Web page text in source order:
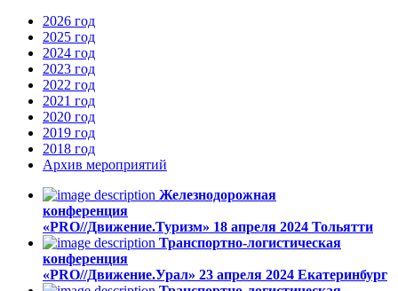
2026 год
2025 год
2024 год
2023 год
2022 год
2021 год
2020 год
2019 год
2018 год
Архив мероприятий
Железнодорожная
конференция
«PRO//Движение.Туризм» 18 апреля 2024 Тольятти
Транспортно-логистическая
конференция
«PRO//Движение.Урал» 23 апреля 2024 Екатеринбург